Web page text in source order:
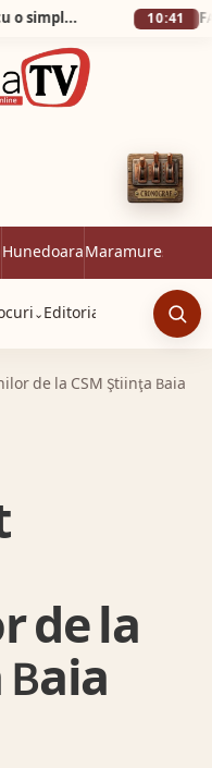
Cum am scăpat de pumnul de pastile cu o simplă apă minerală! 10:41
HunedoaraMaramureș
⌄ Editorial
de la CSM Ştiinţa Baia
de la